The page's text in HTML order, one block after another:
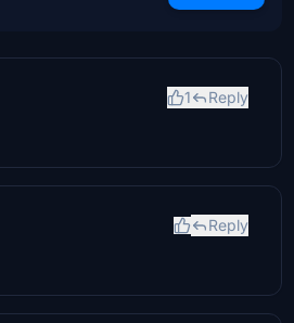
1 Reply
Reply